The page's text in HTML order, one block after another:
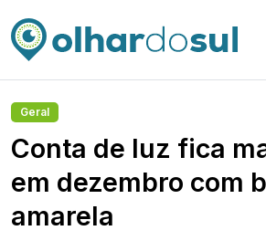
Geral
Conta de luz fica
em dezembro com
amarela